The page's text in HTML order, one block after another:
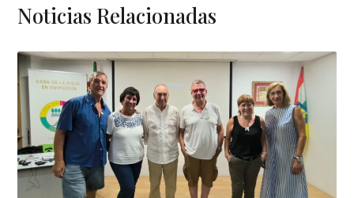
Noticias Relacionadas